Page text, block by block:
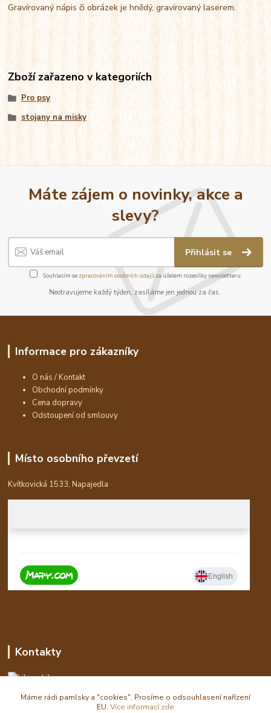
Gravírovaný nápis či obrázek je hnědý, gravírovaný laserem.
Zboží zařazeno v kategoriích
Pro psy
stojany na misky
Máte zájem o novinky, akce a
slevy?
Přihlásit se
Souhlasím se zpracováním osobních údajůza účelem rozesílky newsletteru.
Neotravujeme každý týden, zasíláme jen jednou za čas.
Informace pro zákazníky
O nás / Kontakt
Obchodní podmínky
Cena dopravy
Odstoupení od smlouvy
Místo osobního převzetí
Kvítkovická 1533, Napajedla
Kontakty
Libor
eshop(zavináč)waldi.cz
Máme rádi pamlsky a "cookies". Prosíme o odsouhlasení nařízení
EU. Více informací zde